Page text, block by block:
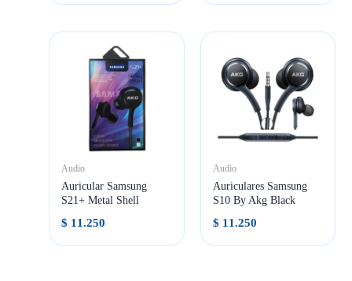
Audio
Auricular Samsung
S21+ Metal Shell
$ 11.250
Audio
Auriculares Samsung
S10 By Akg Black
$ 11.250